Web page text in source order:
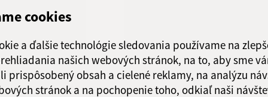
cookies
a ďalšie technológie sledovania používame na
našich webových stránok, na to, aby sme
prispôsobený obsah a cielené reklamy, na analýzu
stránok a na pochopenie toho, odkiaľ naši
Google reCaptcha Response
Odoslať správu